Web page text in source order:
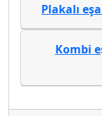
Plakalı
Kombi